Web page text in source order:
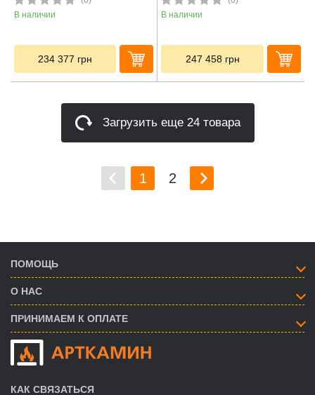
В наличии
234 377 грн
В наличии
247 458 грн
Загрузить еще 24 товара
1 2
ПОМОЩЬ
О НАС
ПРИНИМАЕМ К ОПЛАТЕ
КАК СВЯЗАТЬСЯ